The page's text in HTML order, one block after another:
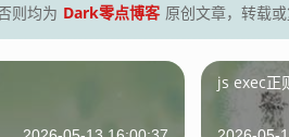
则均为 Dark零点博客 原创文章，转载
js exec正